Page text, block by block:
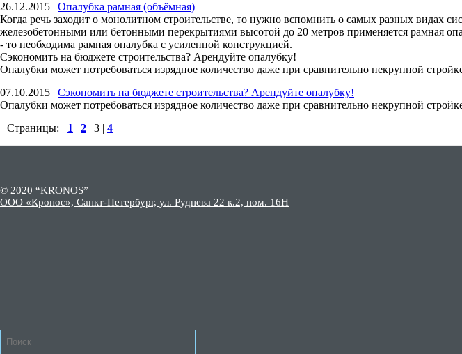
26.12.2015 | Опалубка рамная (объёмная)
Когда речь заходит о монолитном строительстве, то нужно вспомнить о самых разных видах
железобетонными или бетонными перекрытиями высотой до 20 метров применяется рамная
- то необходима рамная опалубка с усиленной конструкцией.
Сэкономить на бюджете строительства? Арендуйте опалубку!
Опалубки может потребоваться изрядное количество даже при сравнительно некрупной
07.10.2015 | Сэкономить на бюджете строительства? Арендуйте опалубку!
Опалубки может потребоваться изрядное количество даже при сравнительно некрупной
Страницы: 1 | 2 | 3 | 4
© 2020 “KRONOS”
ООО «Кронос», Санкт-Петербург, ул. Руднева 22 к.2, пом. 16Н